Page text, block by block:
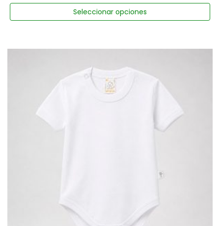
Seleccionar opciones